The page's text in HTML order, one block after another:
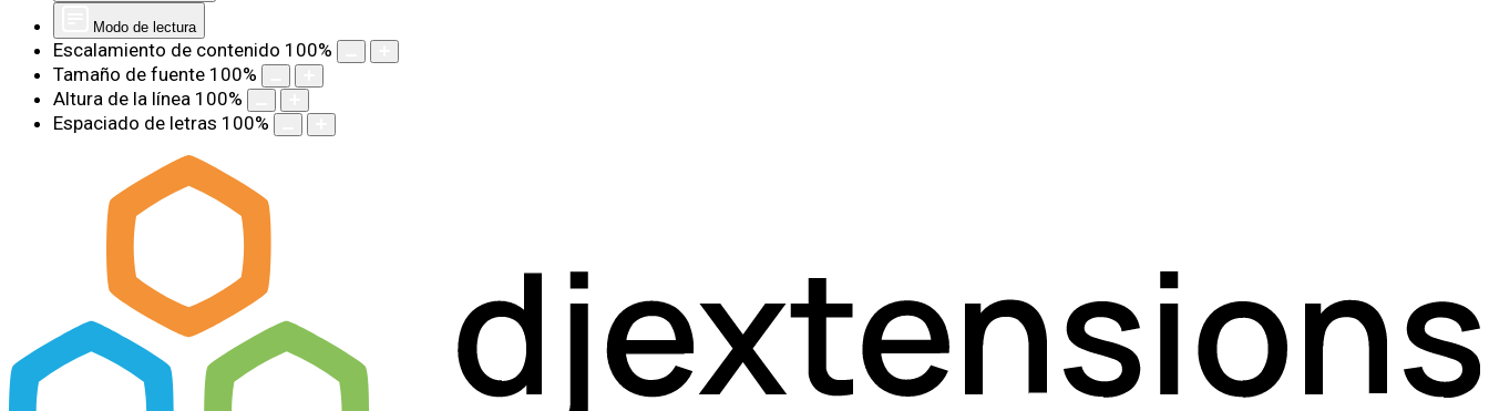
Modo de lectura
Escalamiento de contenido 100%
Tamaño de fuente 100%
Altura de la línea 100%
Espaciado de letras 100%